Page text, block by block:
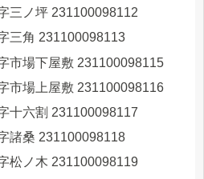
三ノ坪 231100098112
三角 231100098113
市場下屋敷 231100098115
市場上屋敷 231100098116
十六割 231100098117
諸桑 231100098118
松ノ木 231100098119